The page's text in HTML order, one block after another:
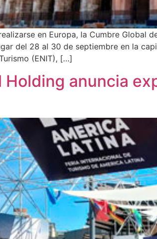
en Europa, la Cumbre Global
del 28 al 30 de septiembre en la
(ENIT), […]
Holding anuncia